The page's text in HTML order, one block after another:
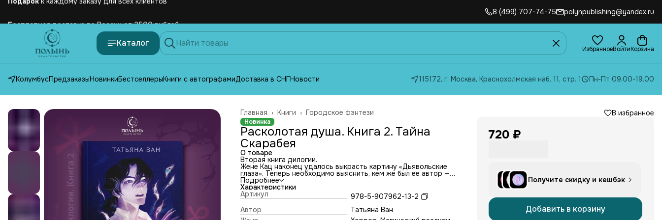
8 (499) 707-74-75 polynpublishing@yandex.ru
Каталог
ИзбранноеВойтиКорзина
КолумбусПредзаказыНовинкиБестселлерыКниги с автографамиДоставка в СНГНовости 115172, г. Москва, Краснохолмская наб. 11, стр. 1 Пн-Пт 09.00-19.00
Городское фэнтези
Книги ›
Главная ›
Новинка
Расколотая душа. Книга 2. Тайна
Скарабея
О товаре
Вторая книга дилогии.
Жене Кац наконец удалось выкрасть картину «Дьявольские
глаза». Теперь необходимо выяснить, кем же был ее автор —
таинственный сюрреалист Скарабей.
Расследованию мешают разногласия с друзьями, происки
сестры и ночные кошмары. Кажется, весь мир ополчился
против Жени, и у нее есть только картина и египетская
кисточка, которая помогает ей писать потрясающие полотна.
Как не утонуть в потоке вдохновения и сохранить душу?
Подробнее
Характеристики
Артикул
978-5-907962-13-2
Автор
Татьяна Ван
В избранное
720 ₽
Получите скидку и кешбэк
Добавить в корзину